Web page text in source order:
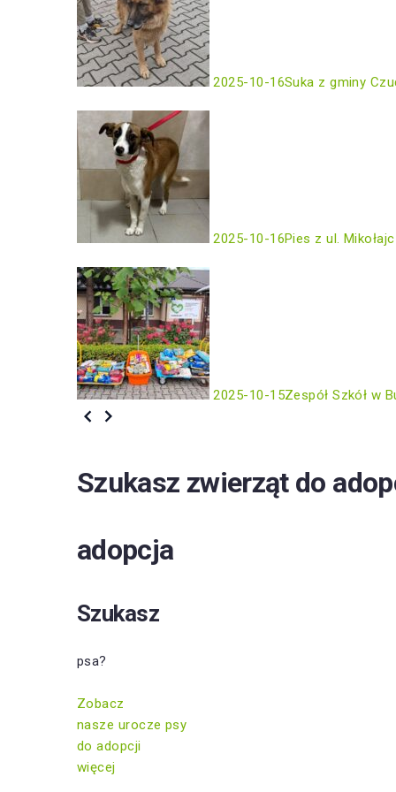
2025-10-16Suka z gminy
2025-10-16Pies z ul.
2025-10-15Zespół Szkół w
Szukasz zwierząt do
adopcja
Szukasz
psa?
Zobacz
nasze urocze psy
do adopcji
więcej